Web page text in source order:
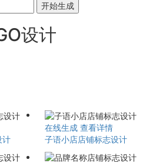
开始生成
设计
计
在线生成 查看详情
子语小店店铺标志设计